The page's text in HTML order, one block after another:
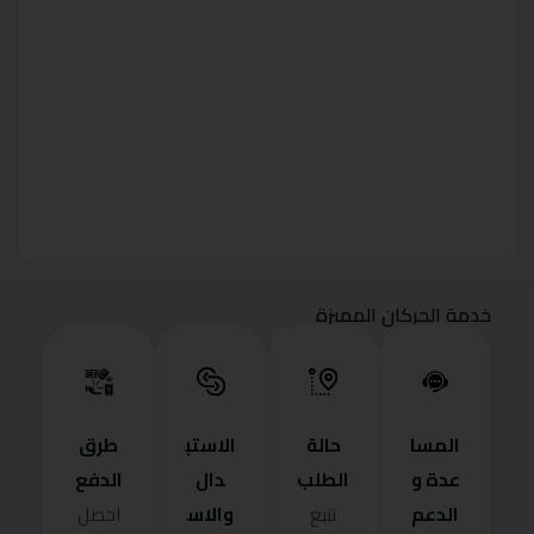
خدمة الحركان المميزة
المسا
عدة و
الدعم
حالة
الطلب
تتبع
الاستب
دال
والاس
طرق
الدفع
احصل